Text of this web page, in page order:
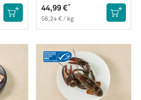
44,99 €*
56,24 € / kg